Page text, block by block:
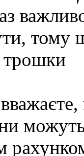
тому
трошки